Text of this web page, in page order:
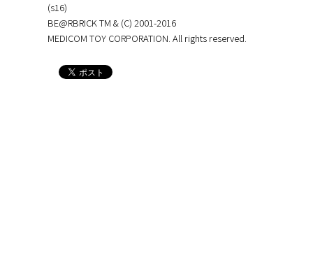
(s16)
BE@RBRICK TM & (C) 2001-2016
MEDICOM TOY CORPORATION. All rights reserved.